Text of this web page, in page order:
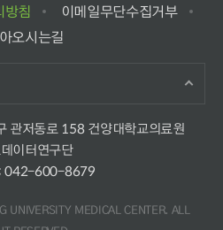
방침
이메일무단수집거부
오시는길
관저동로 158 건양대학교의료원
이터연구단
042-600-8679
UNIVERSITY MEDICAL CENTER. ALL